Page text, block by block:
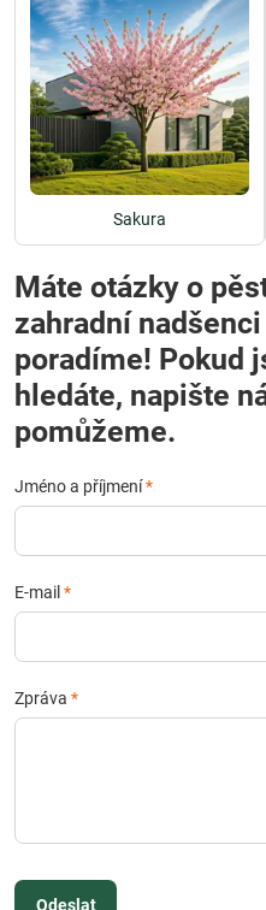
Sakura
Máte otázky o
zahradní
poradíme! Pokud
hledáte, napište
pomůžeme.
Jméno a příjmení*
E-mail *
Zpráva *
Odeslat